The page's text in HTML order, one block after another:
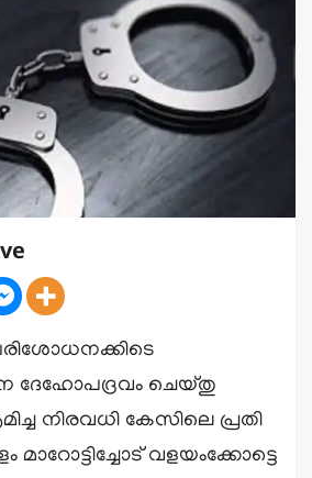
ദേഹോപദ്രവം ചെയ്തു
നിരവധി കേസിലെ പ്രതി
മാറോട്ടിച്ചോട് വളയംക്കോട്ടെ